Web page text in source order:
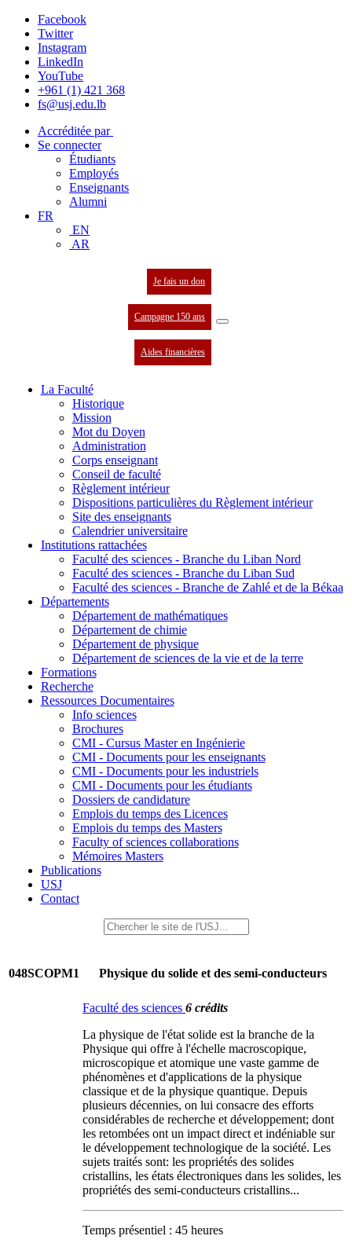
Facebook
Twitter
Instagram
LinkedIn
YouTube
+961 (1) 421 368
fs@usj.edu.lb
Accréditée par
Se connecter
Étudiants
Employés
Enseignants
Alumni
FR
EN
AR
Je fais un don
Campagne 150 ans
Aides financières
La Faculté
Historique
Mission
Mot du Doyen
Administration
Corps enseignant
Conseil de faculté
Règlement intérieur
Dispositions particulières du Règlement intérieur
Site des enseignants
Calendrier universitaire
Institutions rattachées
Faculté des sciences - Branche du Liban Nord
Faculté des sciences - Branche du Liban Sud
Faculté des sciences - Branche de Zahlé et de la Békaa
Départements
Département de mathématiques
Département de chimie
Département de physique
Département de sciences de la vie et de la terre
Formations
Recherche
Ressources Documentaires
Info sciences
Brochures
CMI - Cursus Master en Ingénierie
CMI - Documents pour les enseignants
CMI - Documents pour les industriels
CMI - Documents pour les étudiants
Dossiers de candidature
Emplois du temps des Licences
Emplois du temps des Masters
Faculty of sciences collaborations
Mémoires Masters
Publications
USJ
Contact
048SCOPM1 Physique du solide et des semi-conducteurs
Faculté des sciences 6 crédits
La physique de l'état solide est la branche de la
Physique qui offre à l'échelle macroscopique,
microscopique et atomique une vaste gamme de
phénomènes et d'applications de la physique
classique et de la physique quantique. Depuis
plusieurs décennies, on lui consacre des efforts
considérables de recherche et développement; dont
les retombées ont un impact direct et indéniable sur
le développement technologique de la société. Les
sujets traités sont: les propriétés des solides
cristallins, les états électroniques dans les solides, les
propriétés des semi-conducteurs cristallins...
Temps présentiel : 45 heures